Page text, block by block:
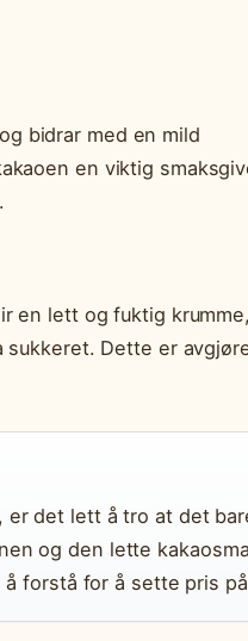
bidrar med en mild
en viktig
en lett og fuktig
Dette er
er det lett å tro at det
og den lette
forstå for å sette pris